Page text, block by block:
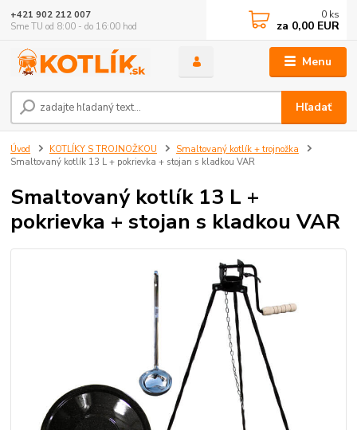
Menu
Hľadať
+421 902 212 007
Sme TU od 8:00 - do 16:00 hod
0 ks
za 0,00 EUR
Úvod KOTLÍKY S TROJNOŽKOU
Smaltovaný kotlík + trojnožka
Smaltovaný kotlík 13 L + pokrievka + stojan s kladkou VAR
Smaltovaný kotlík 13 L +
pokrievka + stojan s kladkou VAR